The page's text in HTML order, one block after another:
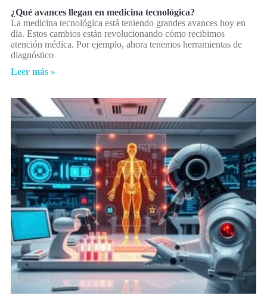
¿Qué avances llegan en medicina tecnológica?
La medicina tecnológica está teniendo grandes avances hoy en
día. Estos cambios están revolucionando cómo recibimos
atención médica. Por ejemplo, ahora tenemos herramientas de
diagnóstico
Leer más »